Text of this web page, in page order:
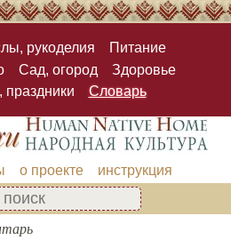
рукоделия
Питание
Сад, огород
Здоровье
праздники
Словарь
о проекте инструкция